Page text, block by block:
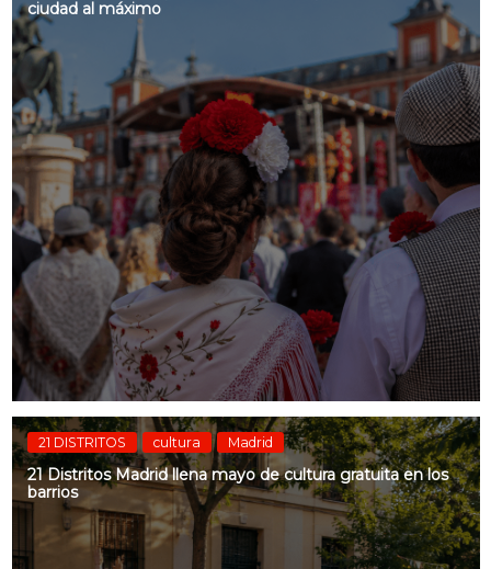
ciudad al máximo
21 DISTRITOS cultura Madrid
21 Distritos Madrid llena mayo de cultura gratuita en los
barrios